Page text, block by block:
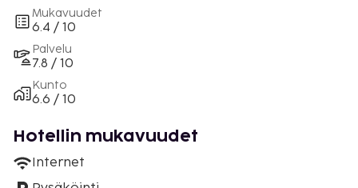
Mukavuudet
6.4 / 10
Palvelu
7.8 / 10
Kunto
6.6 / 10
Hotellin mukavuudet
Internet